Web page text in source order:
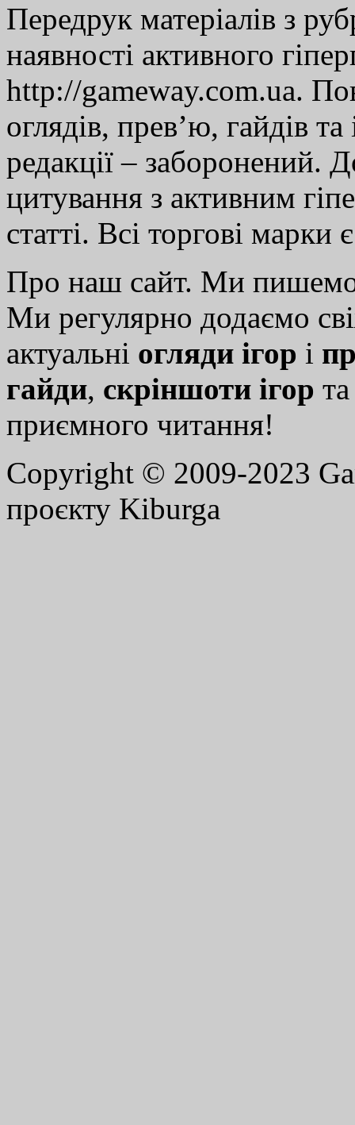
Передрук матеріалів з
наявності активного
http://gameway.com.ua.
оглядів, прев’ю, гайдів
редакції – заборонений.
цитування з активним
статті. Всі торгові марки
Про наш сайт. Ми
Ми регулярно додаємо
актуальні огляди ігор і
гайди, скріншоти ігор
приємного читання!
Copyright © 2009-2023
проєкту Kiburga